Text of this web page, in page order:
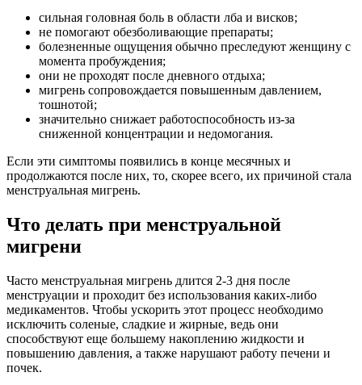
сильная головная боль в области лба и висков;
не помогают обезболивающие препараты;
болезненные ощущения обычно преследуют женщину с
момента пробуждения;
они не проходят после дневного отдыха;
мигрень сопровождается повышенным давлением,
тошнотой;
значительно снижает работоспособность из-за
сниженной концентрации и недомогания.
Если эти симптомы появились в конце месячных и
продолжаются после них, то, скорее всего, их причиной стала
менструальная мигрень.
Что делать при менструальной
мигрени
Часто менструальная мигрень длится 2-3 дня после
менструации и проходит без использования каких-либо
медикаментов. Чтобы ускорить этот процесс необходимо
исключить соленые, сладкие и жирные, ведь они
способствуют еще большему накоплению жидкости и
повышению давления, а также нарушают работу печени и
почек.